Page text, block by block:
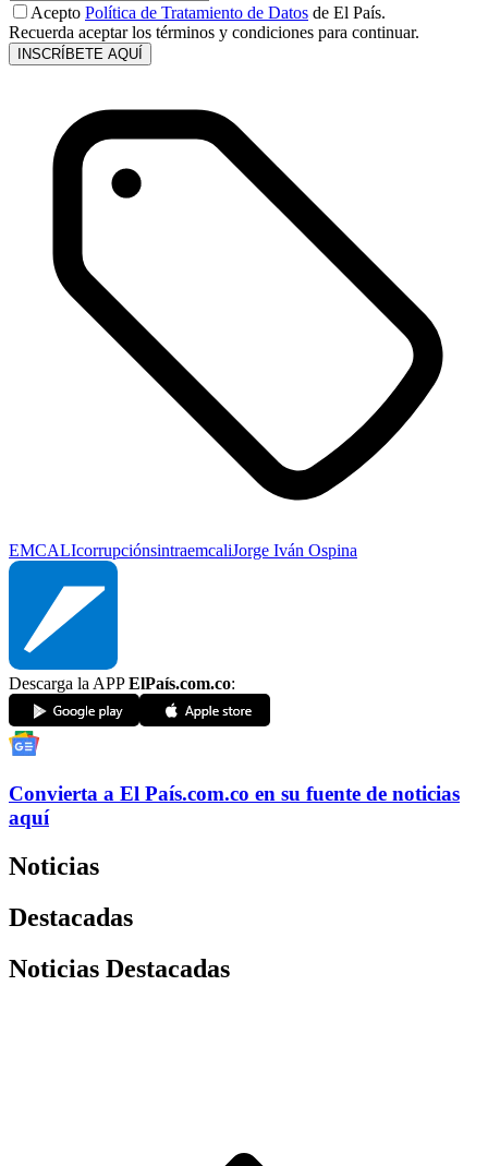
Acepto Política de Tratamiento de Datos de El País.
Recuerda aceptar los términos y condiciones para continuar.
INSCRÍBETE AQUÍ
EMCALIcorrupciónsintraemcaliJorge Iván Ospina
Descarga la APPElPaís.com.co:
Convierta a El País.com.co en su fuente de noticias
aquí
Noticias
Destacadas
Noticias Destacadas